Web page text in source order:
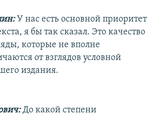
У нас есть основной приоритет
я бы так сказал. Это качество
которые не вполне
от взглядов условной
издания.
До какой степени